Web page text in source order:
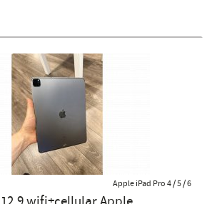
Apple iPad Pro 4 / 5 / 6